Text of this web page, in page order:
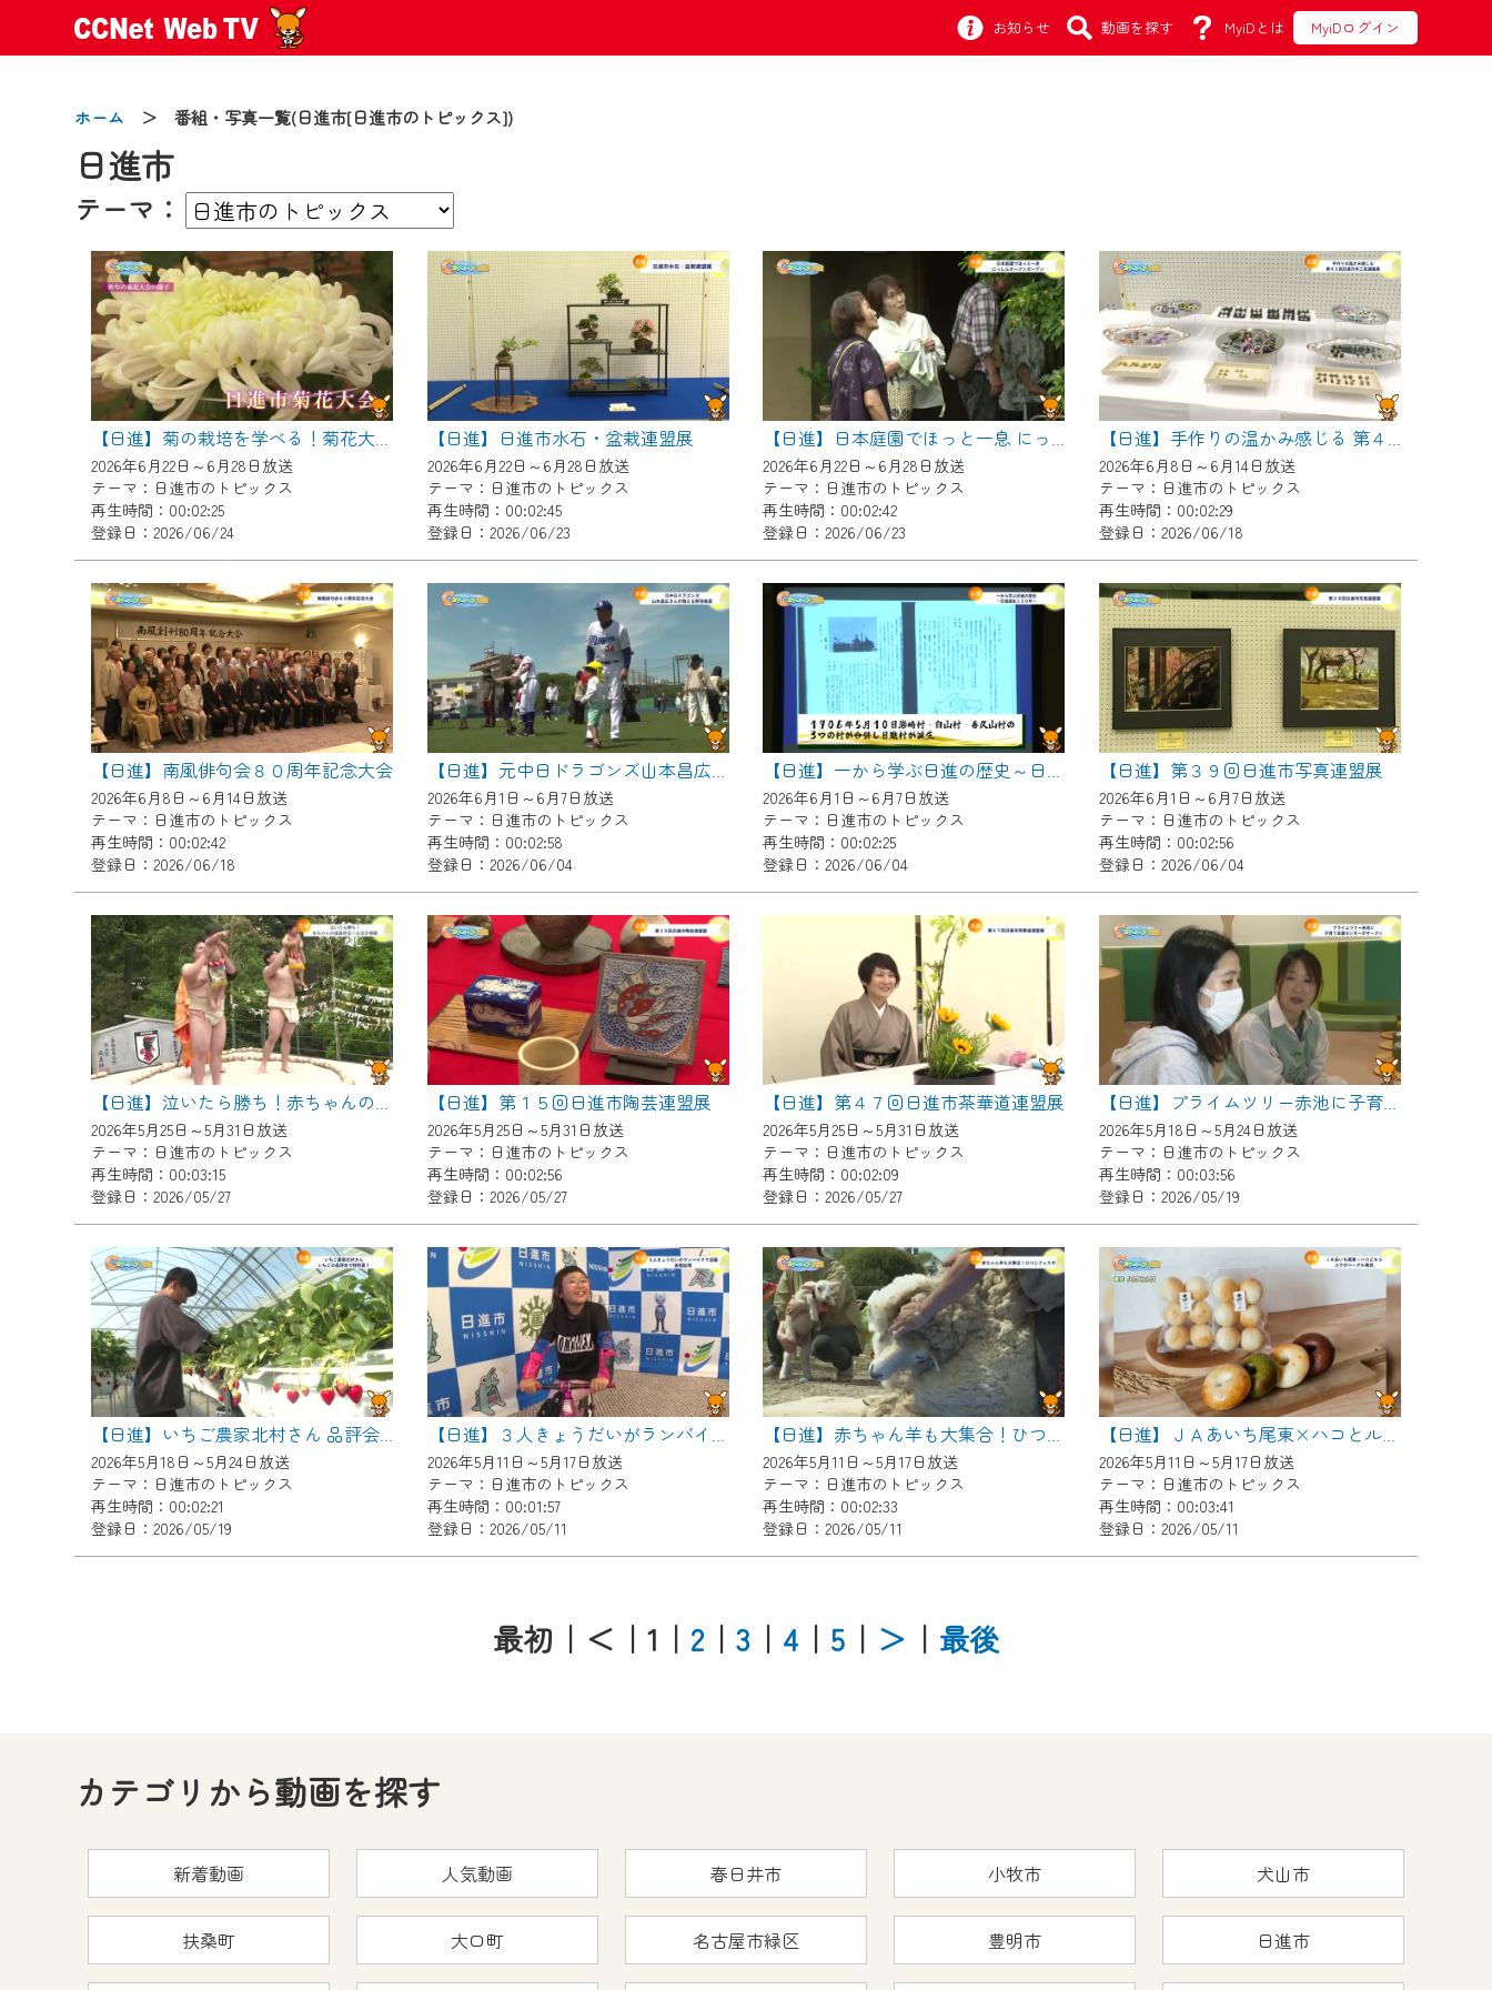
お知らせ 動画を探す MyiDとは MyiDログイン
ホーム ＞ 番組・写真一覧(日進市[日進市のトピックス])
日進市
テーマ：
【日進】菊の栽培を学べる！菊花大会に向けた菊づくり講習会
2026年6月22日～6月28日放送
テーマ：日進市のトピックス
再生時間：00:02:25
登録日：2026/06/24
【日進】日進市水石・盆栽連盟展
2026年6月22日～6月28日放送
テーマ：日進市のトピックス
再生時間：00:02:45
登録日：2026/06/23
【日進】日本庭園でほっと一息 にっしんオープンガーデン
2026年6月22日～6月28日放送
テーマ：日進市のトピックス
再生時間：00:02:42
登録日：2026/06/23
【日進】手作りの温かみ感じる 第４３回日進市手工芸連盟展
2026年6月8日～6月14日放送
テーマ：日進市のトピックス
再生時間：00:02:29
登録日：2026/06/18
【日進】南風俳句会８０周年記念大会
2026年6月8日～6月14日放送
テーマ：日進市のトピックス
再生時間：00:02:42
登録日：2026/06/18
【日進】元中日ドラゴンズ山本昌広さんが教える野球教室
2026年6月1日～6月7日放送
テーマ：日進市のトピックス
再生時間：00:02:58
登録日：2026/06/04
【日進】一から学ぶ日進の歴史～日進誕生１２０年～
2026年6月1日～6月7日放送
テーマ：日進市のトピックス
再生時間：00:02:25
登録日：2026/06/04
【日進】第３９回日進市写真連盟展
2026年6月1日～6月7日放送
テーマ：日進市のトピックス
再生時間：00:02:56
登録日：2026/06/04
【日進】泣いたら勝ち！赤ちゃんの成長を祈る一心泣き相撲
2026年5月25日～5月31日放送
テーマ：日進市のトピックス
再生時間：00:03:15
登録日：2026/05/27
【日進】第１５回日進市陶芸連盟展
2026年5月25日～5月31日放送
テーマ：日進市のトピックス
再生時間：00:02:56
登録日：2026/05/27
【日進】第４７回日進市茶華道連盟展
2026年5月25日～5月31日放送
テーマ：日進市のトピックス
再生時間：00:02:09
登録日：2026/05/27
【日進】プライムツリー赤池に子育て支援センターがオープン
2026年5月18日～5月24日放送
テーマ：日進市のトピックス
再生時間：00:03:56
登録日：2026/05/19
【日進】いちご農家北村さん 品評会で特別賞！
2026年5月18日～5月24日放送
テーマ：日進市のトピックス
再生時間：00:02:21
登録日：2026/05/19
【日進】３人きょうだいがランバイクで活躍 表敬訪問
2026年5月11日～5月17日放送
テーマ：日進市のトピックス
再生時間：00:01:57
登録日：2026/05/11
【日進】赤ちゃん羊も大集合！ひつじフェスタ
2026年5月11日～5月17日放送
テーマ：日進市のトピックス
再生時間：00:02:33
登録日：2026/05/11
【日進】ＪＡあいち尾東×ハコとルコ コラボベーグル販売
2026年5月11日～5月17日放送
テーマ：日進市のトピックス
再生時間：00:03:41
登録日：2026/05/11
最初 ｜＜ ｜1 ｜ 2 ｜ 3 ｜ 4 ｜ 5 ｜ ＞ ｜ 最後
カテゴリから動画を探す
新着動画 人気動画 春日井市 小牧市 犬山市
扶桑町 大口町 名古屋市緑区 豊明市 日進市
2024/09/02
動画配信サービス『CCNet Web TV』は2024年9月24日からリニューアルします！
【変更点】
◆デザイン変更により、お住まいの地域の動画コンテンツが一目瞭然。
◆当社アプリやＰＣブラウザから、いつでも・どこでも・外出先でも！
CCNetサービスエリア20市町の地域情報番組をご視聴いただけます！
【ご注意】
2024年9月24日からはご加入者様へのサービス向上のため、
『CCNet Web TV』を利用いただくには、一部コンテンツを除き、
CCNetサービスへの加入と『CCNetマイページ※』へのログインが必要となります。
何卒、ご理解ご了承の程よろしくお願いいたします。
※マイページへのログインには、MyIDが必要となります。
※MyIDとは、CCNet Web TVを含むCCNetの各種サービスをご利用頂くためのIDです。
IDはお客様が使っているメールアドレスで設定できます。
（GmailやYahooなどのフリーメールアドレスでも作成可能です）
※マイページへのログイン・MyIDの新規登録はこちらから
※CCNetアプリをご利用中の方は引き続きご視聴いただけます。
＜メンテナンス情報＞
CCNetWebTVのリニューアルにともないメンテナンス作業を予定しています。
日時 9/24 9:30～16:30
作業の間は、CCNetWebTVの画面が「メンテナンス中」になり、ご利用いただけません。
ご不便をおかけいたしますが、ご了承の程よろしくお願いいたします。